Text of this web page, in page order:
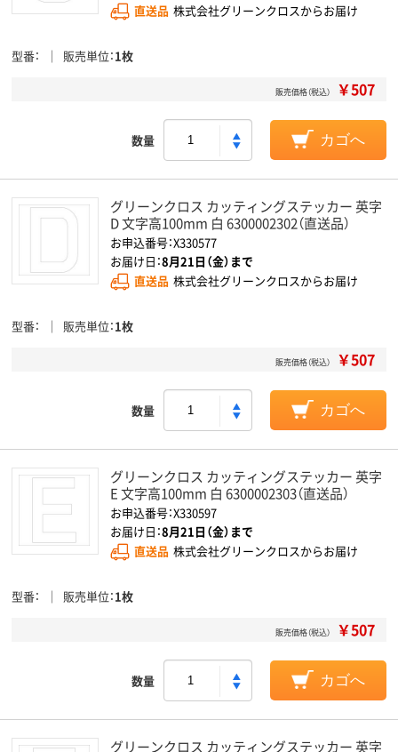
直送品 株式会社グリーンクロスからお届け
型番 販売単位 1枚
販売価格（税込） ￥507
数量 カゴへ
グリーンクロス カッティングステッカー 英字
D 文字高100mm 白 6300002302（直送品）
お申込番号：X330577
お届け日：8月21日（金）まで
直送品 株式会社グリーンクロスからお届け
型番 販売単位 1枚
販売価格（税込） ￥507
数量 カゴへ
グリーンクロス カッティングステッカー 英字
E 文字高100mm 白 6300002303（直送品）
お申込番号：X330597
お届け日：8月21日（金）まで
直送品 株式会社グリーンクロスからお届け
型番 販売単位 1枚
販売価格（税込） ￥507
数量 カゴへ
グリーンクロス カッティングステッカー 英字